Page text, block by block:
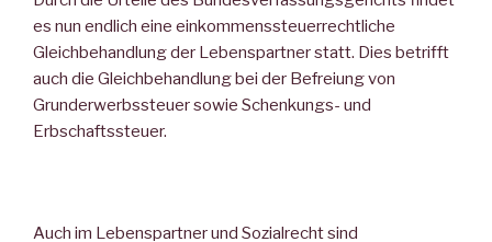
es nun endlich eine einkommenssteuerrechtliche
Gleichbehandlung der Lebenspartner statt. Dies betrifft
auch die Gleichbehandlung bei der Befreiung von
Grunderwerbssteuer sowie Schenkungs- und
Erbschaftssteuer.
Auch im Lebenspartner und Sozialrecht sind